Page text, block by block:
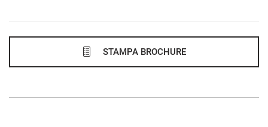
908€/mese
STAMPA BROCHURE